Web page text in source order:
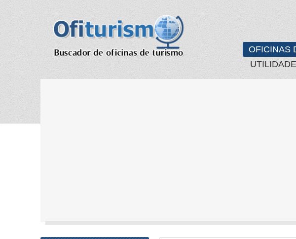
OFICINAS